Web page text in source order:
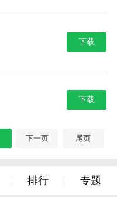
下载
下载
下一页 尾页
排行 专题